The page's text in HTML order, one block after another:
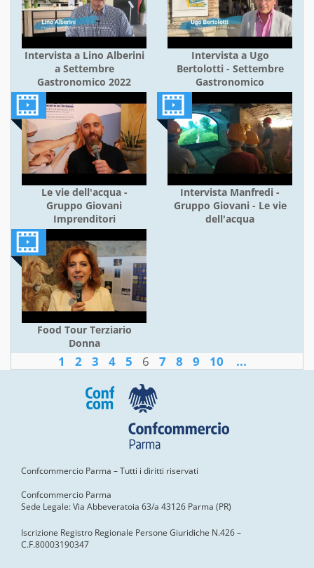
Intervista a Lino Alberini
a Settembre
Gastronomico 2022
Intervista a Ugo
Bertolotti - Settembre
Gastronomico
Le vie dell'acqua -
Gruppo Giovani
Imprenditori
Intervista Manfredi -
Gruppo Giovani - Le vie
dell'acqua
Food Tour Terziario
Donna
1 2 3 4 5 6 7 8 9 10 ...
Confcommercio Parma – Tutti i diritti riservati
Confcommercio Parma
Sede Legale: Via Abbeveratoia 63/a 43126 Parma (PR)
Iscrizione Registro Regionale Persone Giuridiche N.426 –
C.F.80003190347